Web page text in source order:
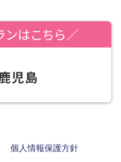
はこちら／
児島
個人情報保護方針